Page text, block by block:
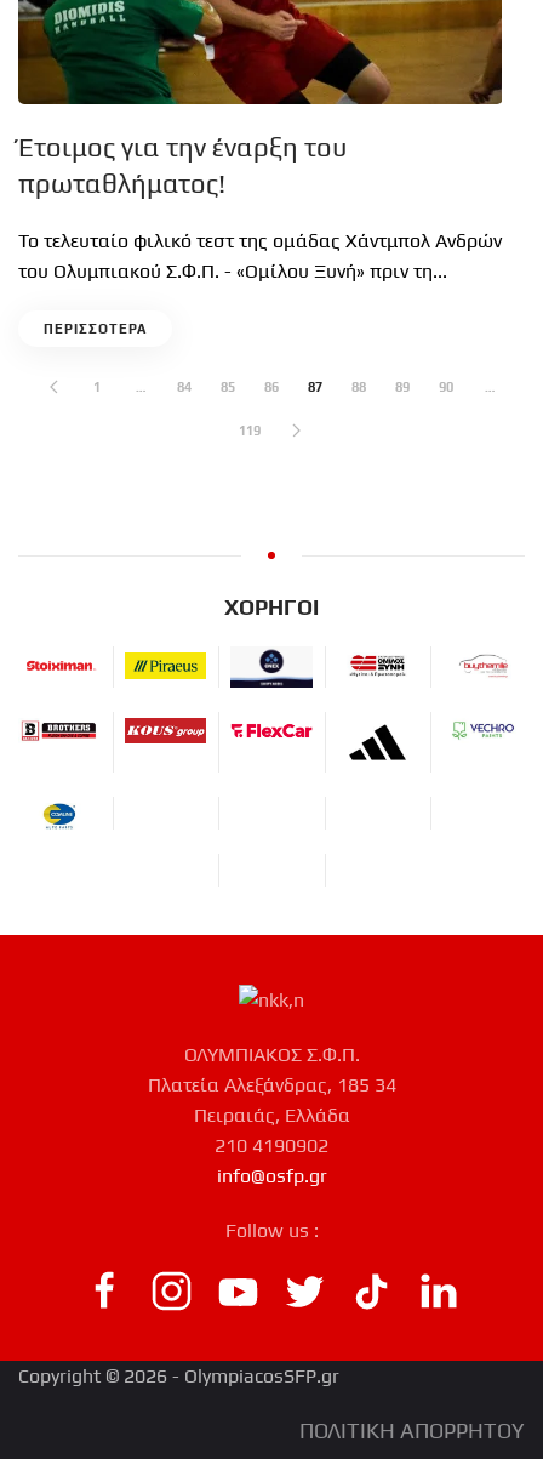
Έτοιμος για την έναρξη του
πρωταθλήματος!
Το τελευταίο φιλικό τεστ της ομάδας Χάντμπολ Ανδρών
του Ολυμπιακού Σ.Φ.Π. - «Ομίλου Ξυνή» πριν τη...
ΠΕΡΙΣΣΟΤΕΡΑ
1 84 85 86 87 88 89 90
119
ΧΟΡΗΓΟΙ
ΟΛΥΜΠΙΑΚΟΣ Σ.Φ.Π.
Πλατεία Αλεξάνδρας, 185 34
Πειραιάς, Ελλάδα
210 4190902
info@osfp.gr
Follow us :
Copyright © 2026 - OlympiacosSFP.gr
ΠΟΛΙΤΙΚΗ ΑΠΟΡΡΗΤΟΥ